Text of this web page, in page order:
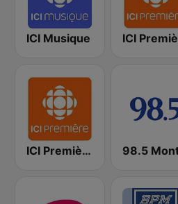
ICI Musique
ICI Première Québec